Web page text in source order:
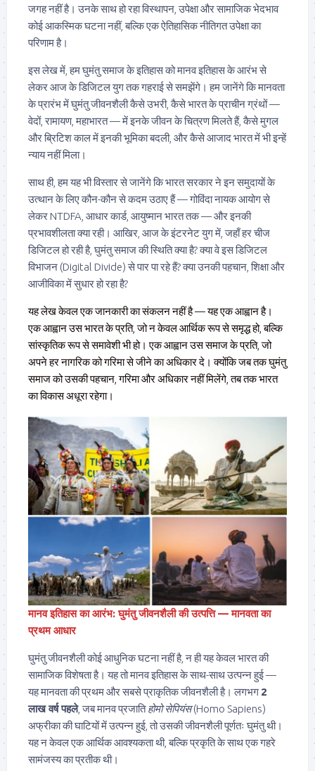
जगह नहीं है। उनके साथ हो रहा विस्थापन, उपेक्षा और सामाजिक भेदभाव
कोई आकस्मिक घटना नहीं, बल्कि एक ऐतिहासिक नीतिगत उपेक्षा का
परिणाम है।
इस लेख में, हम घुमंतु समाज के इतिहास को मानव इतिहास के आरंभ से
लेकर आज के डिजिटल युग तक गहराई से समझेंगे। हम जानेंगे कि मानवता
के प्रारंभ में घुमंतु जीवनशैली कैसे उभरी, कैसे भारत के प्राचीन ग्रंथों —
वेदों, रामायण, महाभारत — में इनके जीवन के चित्रण मिलते हैं, कैसे मुगल
और ब्रिटिश काल में इनकी भूमिका बदली, और कैसे आजाद भारत में भी इन्हें
न्याय नहीं मिला।
साथ ही, हम यह भी विस्तार से जानेंगे कि भारत सरकार ने इन समुदायों के
उत्थान के लिए कौन-कौन से कदम उठाए हैं — गोविंदा नायक आयोग से
लेकर NTDFA, आधार कार्ड, आयुष्मान भारत तक — और इनकी
प्रभावशीलता क्या रही। आखिर, आज के इंटरनेट युग में, जहाँ हर चीज
डिजिटल हो रही है, घुमंतु समाज की स्थिति क्या है? क्या वे इस डिजिटल
विभाजन (Digital Divide) से पार पा रहे हैं? क्या उनकी पहचान, शिक्षा और
आजीविका में सुधार हो रहा है?
यह लेख केवल एक जानकारी का संकलन नहीं है — यह एक आह्वान है।
एक आह्वान उस भारत के प्रति, जो न केवल आर्थिक रूप से समृद्ध हो, बल्कि
सांस्कृतिक रूप से समावेशी भी हो। एक आह्वान उस समाज के प्रति, जो
अपने हर नागरिक को गरिमा से जीने का अधिकार दे। क्योंकि जब तक घुमंतु
समाज को उसकी पहचान, गरिमा और अधिकार नहीं मिलेंगे, तब तक भारत
का विकास अधूरा रहेगा।
मानव इतिहास का आरंभ: घुमंतु जीवनशैली की उत्पत्ति — मानवता का
प्रथम आधार
घुमंतु जीवनशैली कोई आधुनिक घटना नहीं है, न ही यह केवल भारत की
सामाजिक विशेषता है। यह तो मानव इतिहास के साथ-साथ उत्पन्न हुई —
यह मानवता की प्रथम और सबसे प्राकृतिक जीवनशैली है। लगभग 2
लाख वर्ष पहले, जब मानव प्रजातिहोमो सेपियंस(Homo Sapiens)
अफ्रीका की घाटियों में उत्पन्न हुई, तो उसकी जीवनशैली पूर्णतः घुमंतु थी।
यह न केवल एक आर्थिक आवश्यकता थी, बल्कि प्रकृति के साथ एक गहरे
सामंजस्य का प्रतीक थी।